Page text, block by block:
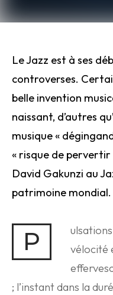
Le Jazz est à ses
controverses.
belle invention
naissant, d’autres
musique «
« risque de pervertir
David Gakunzi au
patrimoine mondial.
P
vélocité
; l’instant dans la